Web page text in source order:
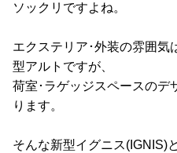
ソックリですよね。
エクステリア･外装の雰囲気
型アルトですが、
荷室･ラゲッジスペースのデ
ります。
そんな新型イグニス(IGNIS)